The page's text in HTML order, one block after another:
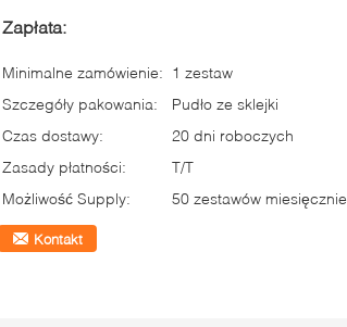
Zapłata:
Minimalne zamówienie: 1 zestaw
Szczegóły pakowania:
Pudło ze sklejki
Czas dostawy:
20 dni roboczych
Zasady płatności:
T/T
Możliwość Supply:
50 zestawów miesięcznie
Kontakt